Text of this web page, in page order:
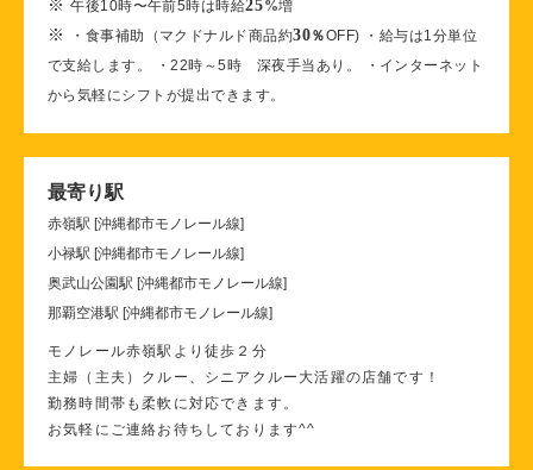
※午後10時〜午前5時は時給25%増
※ ・食事補助（マクドナルド商品約30％OFF) ・給与は1分単位
で支給します。 ・22時～5時 深夜手当あり。 ・インターネット
から気軽にシフトが提出できます。
最寄り駅
赤嶺駅 [沖縄都市モノレール線]
小禄駅 [沖縄都市モノレール線]
奥武山公園駅 [沖縄都市モノレール線]
那覇空港駅 [沖縄都市モノレール線]
モノレール赤嶺駅より徒歩２分
主婦（主夫）クルー、シニアクルー大活躍の店舗です！
勤務時間帯も柔軟に対応できます。
お気軽にご連絡お待ちしております^^